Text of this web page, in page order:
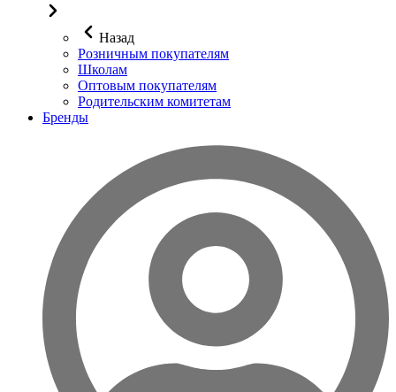
Назад
Розничным покупателям
Школам
Оптовым покупателям
Родительским комитетам
Бренды